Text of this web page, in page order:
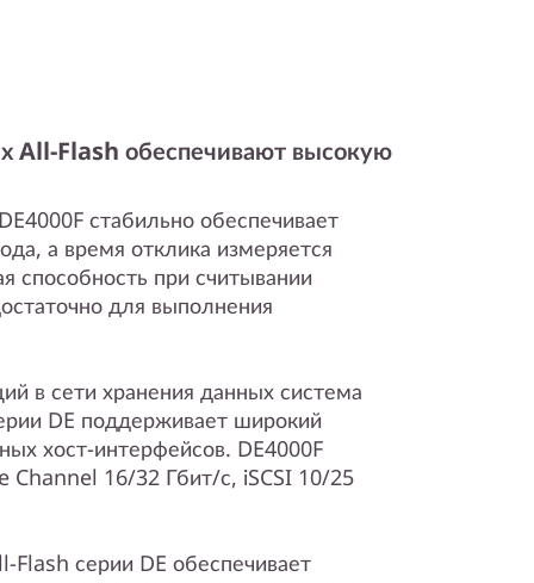
All-Flash обеспечивают высокую
стабильно обеспечивает
а время отклика измеряется
способность при считывании
для выполнения
в сети хранения данных система
DE поддерживает широкий
хост-интерфейсов. DE4000F
16/32 Гбит/с, iSCSI 10/25
серии DE обеспечивает